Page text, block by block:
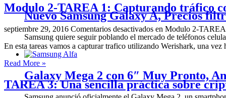
Nuevo Samsung Galaxy A, Precios
Samsung quiere seguir poblando el mercado de teléfonos
Galaxy Mega 2 con 6″ Muy Pronto,
Modulo 2-TAREA 1: Capturando tráfico
septiembre 29, 2016 Comentarios desactivados en Modulo 2-TAREA
En esta tareas vamos a capturar trafico utilizando Werishark, una vez
Read More »
TAREA 3: Una sencilla práctica sobre